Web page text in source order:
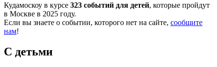
Кудамоскоу в курсе 323 событий для детей, которые пройдут
в Москве в 2025 году.
Если вы знаете о событии, которого нет на сайте, сообщите
нам!
С детьми